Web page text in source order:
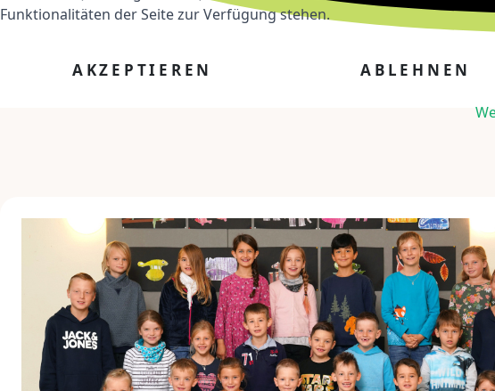
Funktionalitäten der Seite zur Verfügung stehen.
AKZEPTIEREN ABLEHNEN